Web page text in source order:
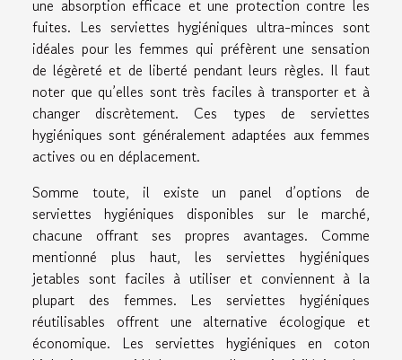
une absorption efficace et une protection contre les
fuites. Les serviettes hygiéniques ultra-minces sont
idéales pour les femmes qui préfèrent une sensation
de légèreté et de liberté pendant leurs règles. Il faut
noter que qu’elles sont très faciles à transporter et à
changer discrètement. Ces types de serviettes
hygiéniques sont généralement adaptées aux femmes
actives ou en déplacement.
Somme toute, il existe un panel d’options de
serviettes hygiéniques disponibles sur le marché,
chacune offrant ses propres avantages. Comme
mentionné plus haut, les serviettes hygiéniques
jetables sont faciles à utiliser et conviennent à la
plupart des femmes. Les serviettes hygiéniques
réutilisables offrent une alternative écologique et
économique. Les serviettes hygiéniques en coton